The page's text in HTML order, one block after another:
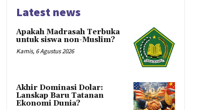
Latest news
Apakah Madrasah Terbuka
untuk siswa non-Muslim?
Kamis, 6 Agustus 2026
Akhir Dominasi Dolar:
Lanskap Baru Tatanan
Ekonomi Dunia?